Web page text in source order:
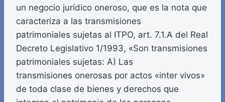
un negocio jurídico oneroso, que es la nota que
caracteriza a las transmisiones
patrimoniales sujetas al ITPO, art. 7.1.A del Real
Decreto Legislativo 1/1993, «Son transmisiones
patrimoniales sujetas: A) Las
transmisiones onerosas por actos «inter vivos»
de toda clase de bienes y derechos que